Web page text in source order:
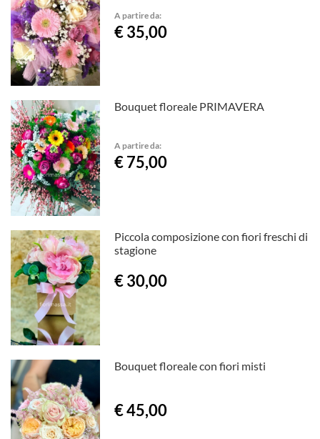
A partire da:
€ 35,00
Bouquet floreale PRIMAVERA
A partire da:
€ 75,00
Piccola composizione con fiori freschi di
stagione
€ 30,00
Bouquet floreale con fiori misti
€ 45,00